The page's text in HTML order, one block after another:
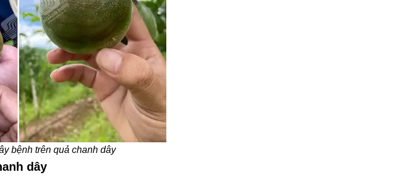
bệnh trên quả chanh dây
dây